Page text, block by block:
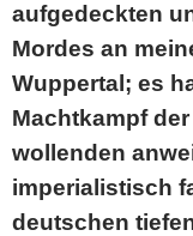
aufgedeckten
Mordes an
Wuppertal; es
Machtkampf
wollenden
imperialistisch
deutschen